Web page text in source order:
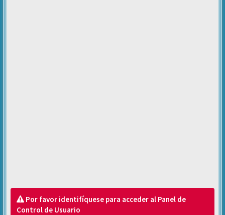
Por favor identifíquese para acceder al Panel de
Control de Usuario